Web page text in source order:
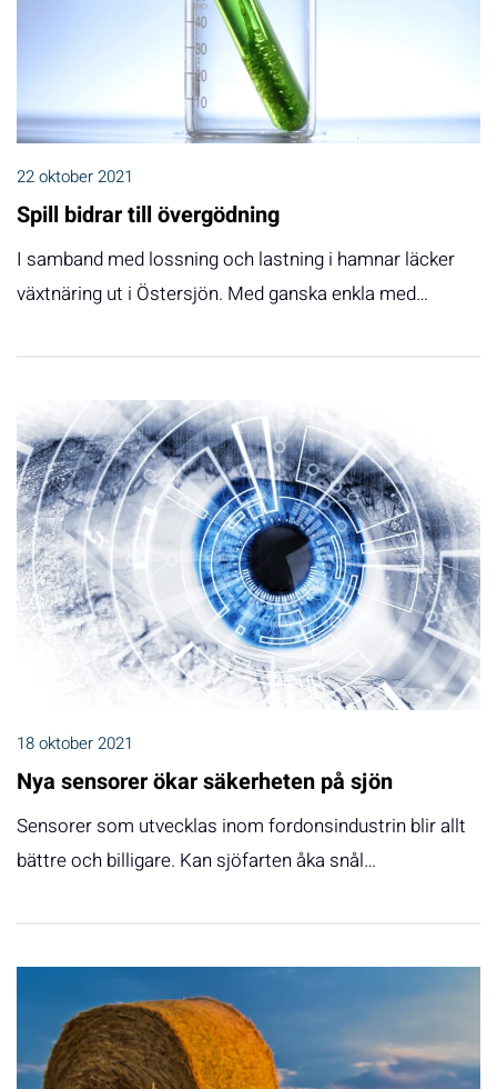
22 oktober 2021
Spill bidrar till övergödning
I samband med lossning och lastning i hamnar läcker
växtnäring ut i Östersjön. Med ganska enkla med…
18 oktober 2021
Nya sensorer ökar säkerheten på sjön
Sensorer som utvecklas inom fordonsindustrin blir allt
bättre och billigare. Kan sjöfarten åka snål…